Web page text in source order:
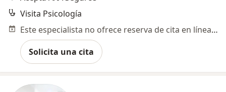
Visita Psicología
Este especialista no ofrece reserva de cita en línea en esta dirección.
Solicita una cita